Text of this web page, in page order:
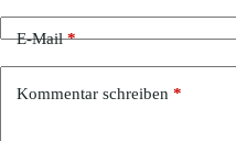
E-Mail*
Kommentar schreiben *